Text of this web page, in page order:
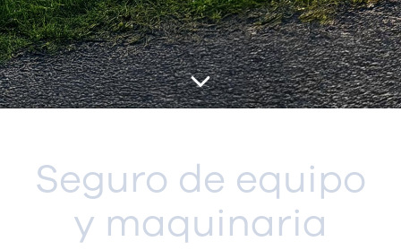
Seguro de equipo
y maquinaria